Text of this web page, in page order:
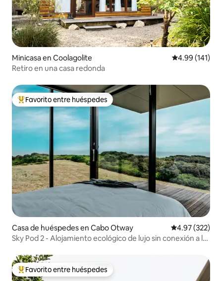
Minicasa en Coolagolite Calificación
4.99 (141)
Retiro en una casa redonda
De los mejores en Favorito entre huéspedes
Favorito entre huéspedes
Casa de huéspedes en Cabo Otway Calificación
4.97 (322)
Sky Pod 2 - Alojamiento ecológico de lujo sin conexión a la
De los mejores en Favorito entre huéspedes
Favorito entre huéspedes